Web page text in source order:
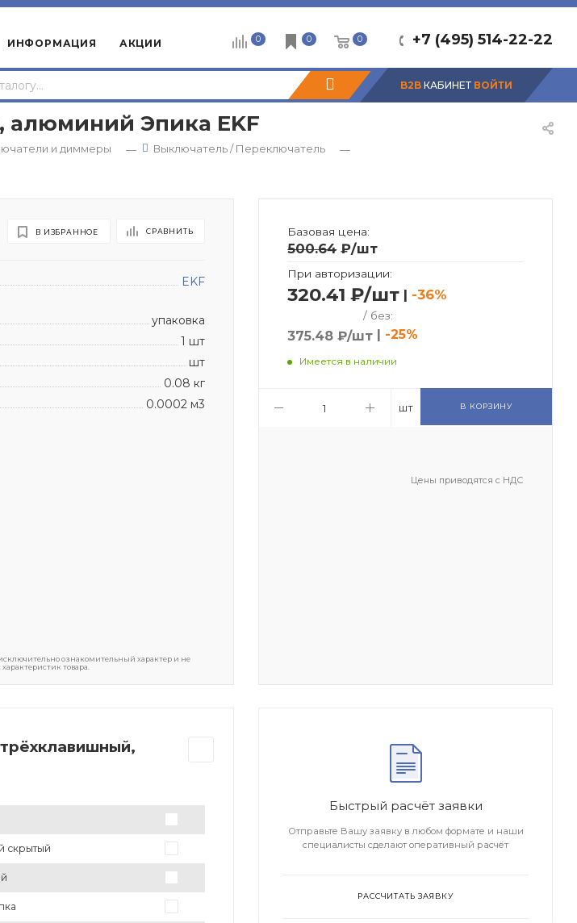
ИНФОРМАЦИЯ АКЦИИ +7 (495) 514-22-22
0 0 0
B2B КАБИНЕТ ВОЙТИ
Эпика EKF
и диммеры — Выключатель / Переключатель
—
В ИЗБРАННОЕ СРАВНИТЬ
EKF
упаковка
1 шт
шт
0.08 кг
0.0002 м3
ознакомительный характер и не
товара.
Базовая цена:
500.64₽/шт
При авторизации:
320.41 ₽/шт | -36%
/ без:
375.48 ₽/шт | -25%
Имеется в наличии
шт В КОРЗИНУ
Цены приводятся с НДС
скрытый
Быстрый расчёт заявки
Отправьте Вашу заявку в любом формате и наши
специалисты сделают оперативный расчёт
РАССЧИТАТЬ ЗАЯВКУ